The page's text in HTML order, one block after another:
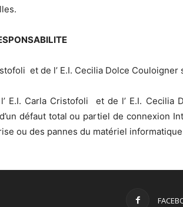
et de l’ E.I. Cecilia Dolce
E.I. Carla Cristofoli et de l’ E.I.
défaut total ou partiel de connexion
ou des pannes du matériel informatique